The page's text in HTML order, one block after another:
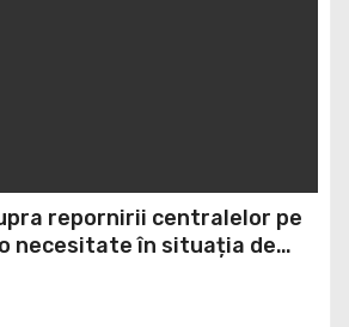
repornirii centralelor pe
necesitate în situația de